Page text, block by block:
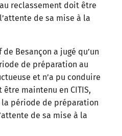
reclassement doit être
de sa mise à la
Besançon a jugé qu’un
de préparation au
et n’a pu conduire
maintenu en CITIS,
période de préparation
de sa mise à la